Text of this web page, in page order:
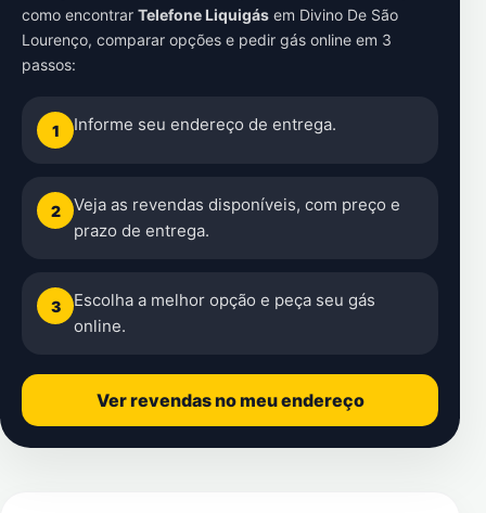
como encontrar Telefone Liquigás em Divino De São
Lourenço, comparar opções e pedir gás online em 3
passos:
1 Informe seu endereço de entrega.
2
Veja as revendas disponíveis, com preço e
prazo de entrega.
3
Escolha a melhor opção e peça seu gás
online.
Ver revendas no meu endereço